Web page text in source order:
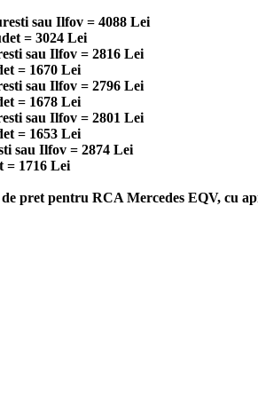
sau Ilfov = 4088 Lei
= 3024 Lei
sau Ilfov = 2816 Lei
= 1670 Lei
sau Ilfov = 2796 Lei
= 1678 Lei
sau Ilfov = 2801 Lei
= 1653 Lei
sau Ilfov = 2874 Lei
= 1716 Lei
pret pentru RCA Mercedes EQV, cu